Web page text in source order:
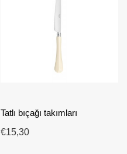
Tatlı bıçağı takımları
€15,30